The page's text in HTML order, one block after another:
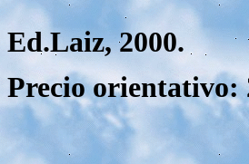
Ed.Laiz, 2000.
Precio orientativo: